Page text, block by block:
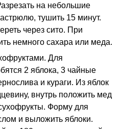
на небольшие
тушить 15 минут.
через сито. При
немного сахара или меда.
Для
2 яблока, 3 чайные
и кураги. Из яблок
внутрь положить мед
Форму для
и выложить яблоки.